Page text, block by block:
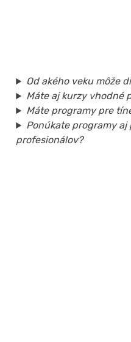
Od akého veku môže
Máte aj kurzy vhodné
Máte programy pre
Ponúkate programy
profesionálov?